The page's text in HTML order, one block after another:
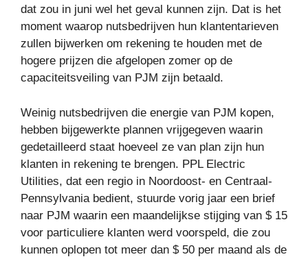
dat zou in juni wel het geval kunnen zijn. Dat is het
moment waarop nutsbedrijven hun klantentarieven
zullen bijwerken om rekening te houden met de
hogere prijzen die afgelopen zomer op de
capaciteitsveiling van PJM zijn betaald.
Weinig nutsbedrijven die energie van PJM kopen,
hebben bijgewerkte plannen vrijgegeven waarin
gedetailleerd staat hoeveel ze van plan zijn hun
klanten in rekening te brengen. PPL Electric
Utilities, dat een regio in Noordoost- en Centraal-
Pennsylvania bedient, stuurde vorig jaar een brief
naar PJM waarin een maandelijkse stijging van $ 15
voor particuliere klanten werd voorspeld, die zou
kunnen oplopen tot meer dan $ 50 per maand als de